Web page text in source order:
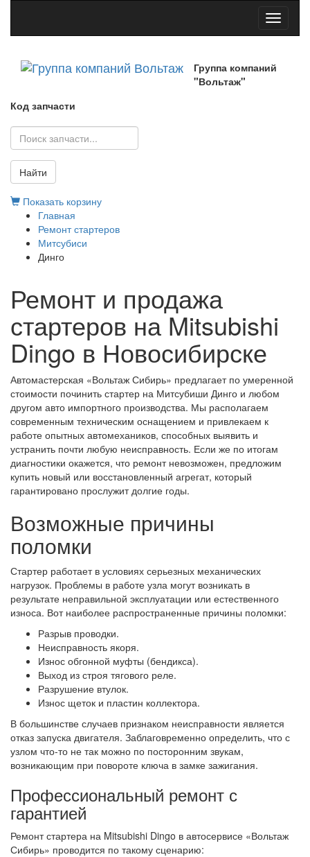
Toggle
Группа компаний
"Вольтаж"
Код запчасти
Найти
Показать корзину
Главная
Ремонт стартеров
Митсубиси
Динго
Ремонт и продажа
стартеров на Mitsubishi
Dingo в Новосибирске
Автомастерская «Вольтаж Сибирь» предлагает по умеренной
стоимости починить стартер на Митсубиши Динго и любом
другом авто импортного производства. Мы располагаем
современным техническим оснащением и привлекаем к
работе опытных автомехаников, способных выявить и
устранить почти любую неисправность. Если же по итогам
диагностики окажется, что ремонт невозможен, предложим
купить новый или восстановленный агрегат, который
гарантировано прослужит долгие годы.
Возможные причины
поломки
Стартер работает в условиях серьезных механических
нагрузок. Проблемы в работе узла могут возникать в
результате неправильной эксплуатации или естественного
износа. Вот наиболее распространенные причины поломки:
Разрыв проводки.
Неисправность якоря.
Износ обгонной муфты (бендикса).
Выход из строя тягового реле.
Разрушение втулок.
Износ щеток и пластин коллектора.
В большинстве случаев признаком неисправности является
отказ запуска двигателя. Заблаговременно определить, что с
узлом что-то не так можно по посторонним звукам,
возникающим при повороте ключа в замке зажигания.
Профессиональный ремонт с
гарантией
Ремонт стартера на Mitsubishi Dingo в автосервисе «Вольтаж
Сибирь» проводится по такому сценарию: